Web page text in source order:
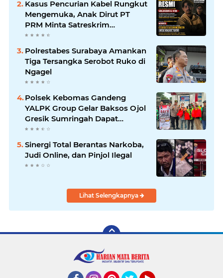
Jawab
Kasus Pencurian Kabel Rungkut
Mengemuka, Anak Dirut PT
PRM Minta Satreskrim
Polrestabes Surabaya Usut
Hingga Tuntas
Polrestabes Surabaya Amankan
Tiga Tersangka Serobot Ruko di
Ngagel
Polsek Kebomas Gandeng
YALPK Group Gelar Baksos Ojol
Gresik Sumringah Dapat
Sembako dan BBM Gratis
Sinergi Total Berantas Narkoba,
Judi Online, dan Pinjol Ilegal
Lihat Selengkapnya